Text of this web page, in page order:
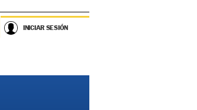
INICIAR SESIÓN